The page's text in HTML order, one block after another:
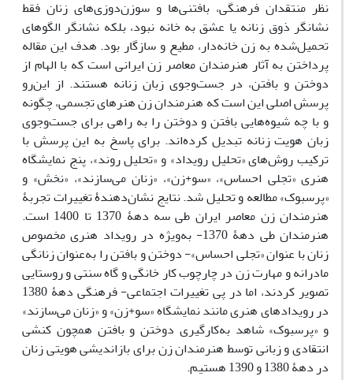
نظر منتقدان فرهنگی، بافتنی‌ها و سوزن‌دوزی‌های زنان فقط
نشانگر ذوق زنانه یا عشق به خانه نبود، بلکه نشانگر الگوهای
تحمیل‌شده به زن خانه‌دار، مطیع و سازگار بود. هدف این مقاله
پرداختن به آثار هنرمندان معاصر زن ایرانی است که با الهام از
دوختن و بافتن، در جست‌وجوی زبان زنانه هستند. از این‌رو
پرسش اصلی این است که هنرمندان زن هنرهای تجسمی، چگونه
و با چه شیوه‌هایی بافتن و دوختن را به راهی برای جست‌وجوی
زبان هویت زنانه تبدیل کرده‌اند. برای پاسخ به این پرسش با
ترکیب روش‌های «تحلیل رویداد» و «تحلیل روند»، پنج نمایشگاه
هنری «تجلی احساس»، «سو+زن»، «زنان می‌سازند»، «نخش» و
«پرسبوک» مطالعه و تحلیل شد. نتایج نشان‌دهندۀ تغییرات تجربۀ
هنرمندان زن معاصر ایران طی سه دهۀ 1370 تا 1400 است.
هنرمندان طی دهۀ 1370- به‌ویژه در رویداد هنری مخصوص
زنان با عنوان «تجلی احساس»- دوختن و بافتن را به‌عنوان زنانگی
مادرانه و مهارت زن در چارچوب کار خانگی و گاه سنتی و روستایی
تصویر کردند، اما در پی تغییرات اجتماعی- فرهنگی دهۀ 1380
در رویدادهای هنری مانند نمایشگاه «سو+زن» و «زنان می‌سازند»
و «پرسبوک» شاهد به‌کارگیری دوختن و بافتن همچون کنشی
انتقادی و زبانی توسط هنرمندان زن برای بازاندیشی هویتی زنان
در دهۀ 1380 و 1390 هستیم.